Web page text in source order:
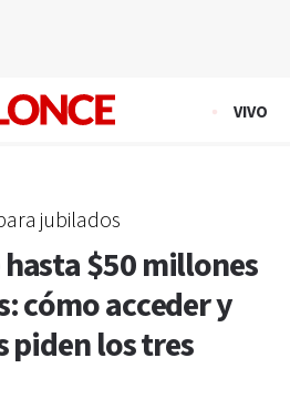
VIVO
jubilados
$50 millones
cómo acceder y
piden los tres